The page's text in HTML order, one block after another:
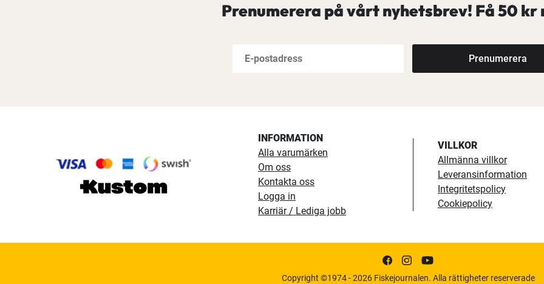
Prenumerera på vårt nyhetsbrev! Få50 kr
Prenumerera
INFORMATION
Alla varumärken
Om oss
Kontakta oss
Logga in
Karriär / Lediga jobb
VILLKOR
Allmänna villkor
Leveransinformation
Integritetspolicy
Cookiepolicy
Copyright ©1974 - 2026 Fiskejournalen. Alla rättigheter reserverade